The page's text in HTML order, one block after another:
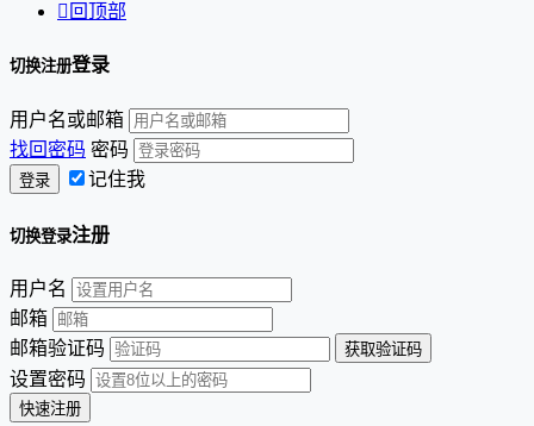
 回顶部
切换注册登录
用户名或邮箱
找回密码 密码
记住我
切换登录注册
用户名
邮箱
邮箱验证码
设置密码